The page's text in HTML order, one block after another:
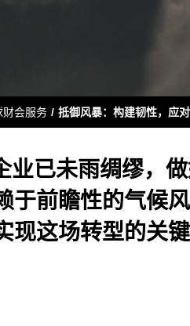
财会服务 抵御风暴：构建韧性，应
业已未雨绸缪，
于前瞻性的气候
现这场转型的关键